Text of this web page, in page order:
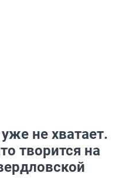
не хватает.
творится на